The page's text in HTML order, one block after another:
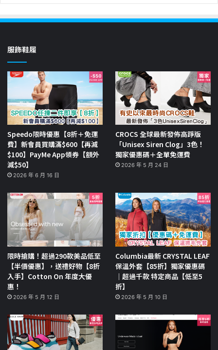
服飾鞋履
Speedo限時優惠【8折＋免運
費】新會員買購滿$600【再減
$100】PayMe App領券【額外
減$50】
2026 年 6 月 16 日
CROCS 全球最新發佈高踭版
「Unisex Siren Clog」3色！
獨家優惠碼＋全單免運費
2026 年 5 月 24 日
限時搶購！超過290款美品低至
【半價優惠】，送禮好物【8折
入手】Cotton On 年度大優
惠！
2026 年 5 月 12 日
Columbia最新 CRYSTAL LEAF
保溫外套【85折】獨家優惠碼
｜超過千款 特定商品【低至5
折】
2026 年 5 月 10 日